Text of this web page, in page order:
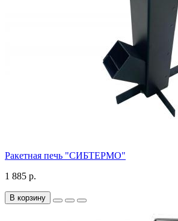
Ракетная печь "СИБТЕРМО"
1 885 р.
В корзину